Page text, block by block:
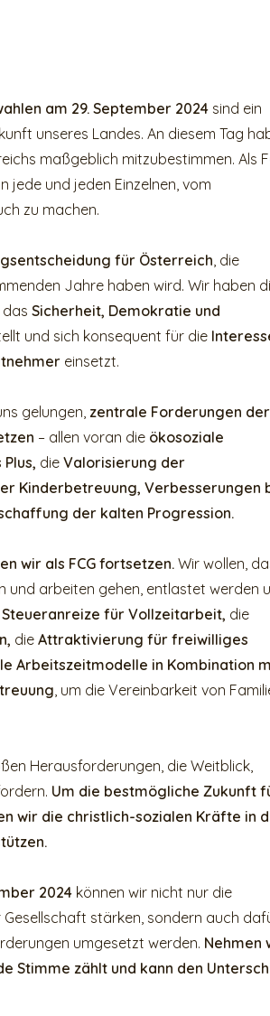
am 29. September 2024sind ein
unseres Landes. An diesem Tag
maßgeblich mitzubestimmen. Als
jede und jeden Einzelnen, vom
zu machen.
für Österreich , die
Jahre haben wird. Wir haben
das Sicherheit, Demokratie und
und sich konsequent für die
einsetzt.
gelungen, zentrale Forderungen der
– allen voran die ökosoziale
dieValorisierung der
Kinderbetreuung, Verbesserungen
der kalten Progression.
wir als FCG fortsetzen.Wir wollen,
und arbeiten gehen, entlastet werden
für Vollzeitarbeit, die
dieAttraktivierung für freiwilliges
Arbeitszeitmodelle in Kombination
, um die Vereinbarkeit von
Herausforderungen, die Weitblick,
Um die bestmögliche Zukunft
wir die christlich-sozialen Kräfte in
2024 können wir nicht nur die
stärken, sondern auch
umgesetzt werden. Nehmen
Stimme zählt und kann den